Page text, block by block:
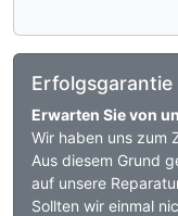
Erfolgsgarantie
Erwarten Sie von
Wir haben uns zum
Aus diesem Grund
auf unsere
Sollten wir einmal